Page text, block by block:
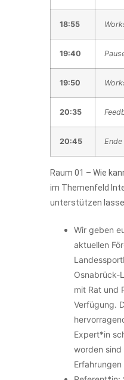
18:55
19:40
19:50
20:35
20:45
Raum 01 – Wie
im Themenfeld
unterstützen
Wir geben
aktuellen
Osnabrück-
mit Rat und
Verfügung.
Expert*in
worden